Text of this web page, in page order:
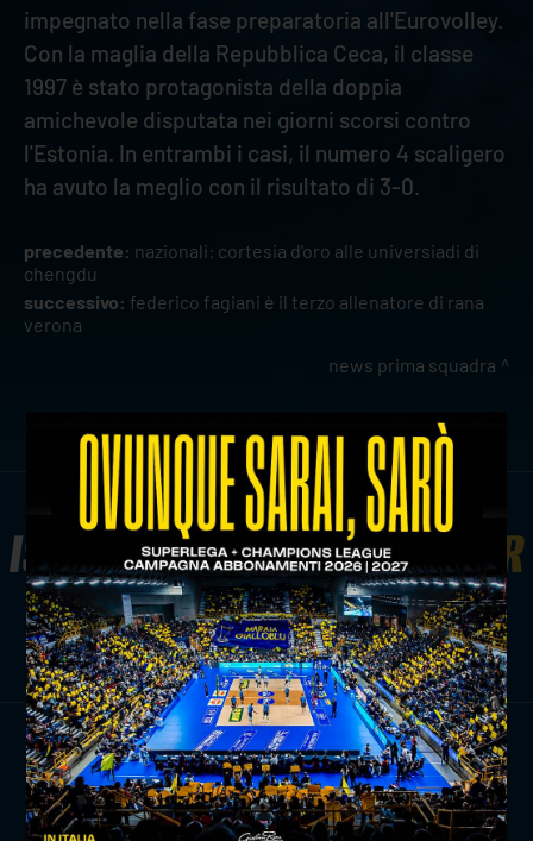
impegnato nella fase preparatoria all'Eurovolley.
Con la maglia della Repubblica Ceca, il classe
1997 è stato protagonista della doppia
amichevole disputata nei giorni scorsi contro
l'Estonia. In entrambi i casi, il numero 4 scaligero
ha avuto la meglio con il risultato di 3-0.
precedente: nazionali: cortesia d'oro alle universiadi di
chengdu
successivo: federico fagiani è il terzo allenatore di rana
verona
news prima squadra
ISCRIVITI ALLANEWSLETTER
ISCRIVITI ORA